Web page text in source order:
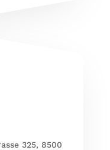
325, 8500